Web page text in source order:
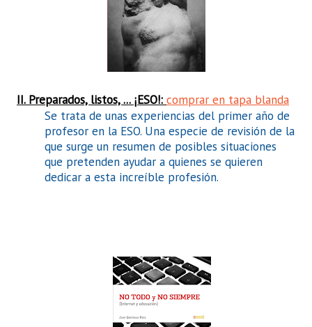
II. Preparados, listos, ... ¡ESO!: comprar en tapa blanda
Se trata de unas experiencias del primer año de
profesor en la ESO. Una especie de revisión de la
que surge un resumen de posibles situaciones
que pretenden ayudar a quienes se quieren
dedicar a esta increíble profesión.